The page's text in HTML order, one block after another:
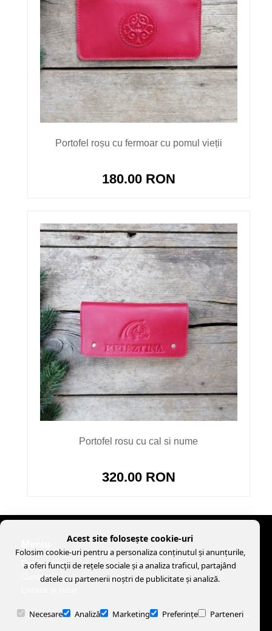
Portofel roșu cu fermoar cu pomul vieții
180.00 RON
Portofel rosu cu cal si nume
320.00 RON
Despre mine
Contact
Acest site folosește cookie-uri
Folosim cookie-uri pentru a personaliza conținutul și anunțurile,
a oferi funcții de rețele sociale și a analiza traficul, partajând
datele cu partenerii noștri de publicitate și analiză.
Necesare Analiză Marketing Preferințe Parteneri